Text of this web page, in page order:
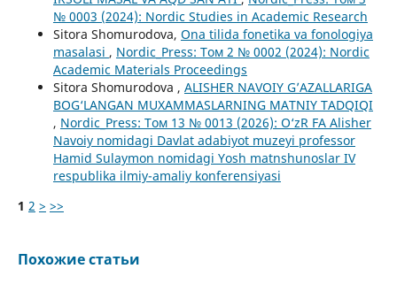
№ 0003 (2024): Nordic Studies in Academic Research
Sitora Shomurodova, Ona tilida fonetika va fonologiya
masalasi , Nordic_Press: Том 2 № 0002 (2024): Nordic
Academic Materials Proceedings
Sitora Shomurodova , ALISHER NAVOIY G’AZALLARIGA
BOG‘LANGAN MUXAMMASLARNING MATNIY TADQIQI
, Nordic_Press: Том 13 № 0013 (2026): O‘zR FA Alisher
Navoiy nomidagi Davlat adabiyot muzeyi professor
Hamid Sulaymon nomidagi Yosh matnshunoslar IV
respublika ilmiy-amaliy konferensiyasi
1 2 > >>
Похожие статьи